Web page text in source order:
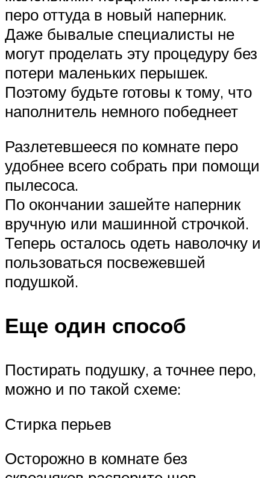
перо оттуда в новый наперник.
Даже бывалые специалисты не
могут проделать эту процедуру без
потери маленьких перышек.
Поэтому будьте готовы к тому, что
наполнитель немного победнеет
Разлетевшееся по комнате перо
удобнее всего собрать при помощи
пылесоса.
По окончании зашейте наперник
вручную или машинной строчкой.
Теперь осталось одеть наволочку и
пользоваться посвежевшей
подушкой.
Еще один способ
Постирать подушку, а точнее перо,
можно и по такой схеме:
Стирка перьев
Осторожно в комнате без